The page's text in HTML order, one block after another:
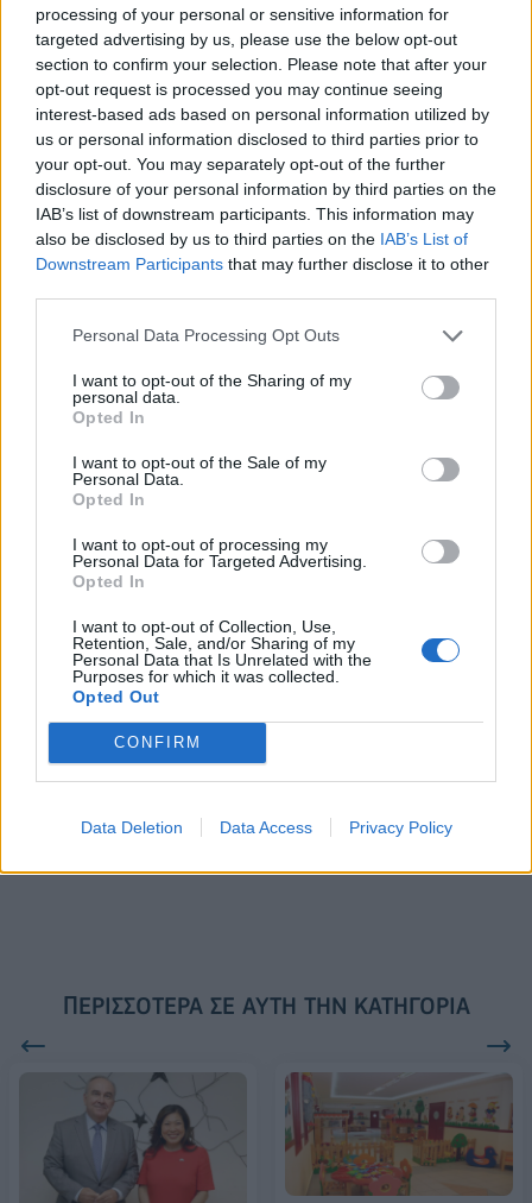
processing of your personal or sensitive information for
targeted advertising by us, please use the below opt-out
section to confirm your selection. Please note that after your
opt-out request is processed you may continue seeing
interest-based ads based on personal information utilized by
us or personal information disclosed to third parties prior to
your opt-out. You may separately opt-out of the further
disclosure of your personal information by third parties on the
IAB’s list of downstream participants. This information may
also be disclosed by us to third parties on the IAB’s List of
Downstream Participants that may further disclose it to other
Personal Data Processing Opt Outs
I want to opt-out of the Sharing of my
personal data.
Opted In
I want to opt-out of the Sale of my
Personal Data.
Opted In
I want to opt-out of processing my
Personal Data for Targeted Advertising.
Opted In
I want to opt-out of Collection, Use,
Retention, Sale, and/or Sharing of my
Personal Data that Is Unrelated with the
Purposes for which it was collected.
Opted Out
CONFIRM
Data Deletion Data Access Privacy Policy
Ευρωπαϊκό Παίδων: Λύγισε
στην παράταση η Ελλάδα, 96-
86 από την Ισπανία (pics)
Γιαννακόπουλος: «Όταν σου
ρίχνουν μια πέτρα, τους
καταστρέφεις» (vid)
ΕΛΣΤΑΤ: Στο 3,4% υποχώρησε ο πληθωρισμός τον Ιούλιο
σε 843 μέσα ενημέρωσης-
πρόγραμμα ενίσχυσης του
εξάμηνο, στα 550 εκατ. ευρώ –
Καθαρά κέρδη 313 εκατ. ευρώ
Η Chery επενδύει 75 εκατ. δολάρια στην KG Mobility
Το FIAT 500 Hybrid τώρα από
18.990 ευρώ
Ατρόμητος και Novibet
συνεργασίας τους μέχρι το
2028
18η συνεχόμενη χρονιά για τον ΟΤΕ στη διεθνή σειρά δεικτών
ΠΕΡΙΣΣΌΤΕΡΑ ΣΕ ΑΥΤΉ ΤΗΝ ΚΑΤΗΓΟΡΊΑ